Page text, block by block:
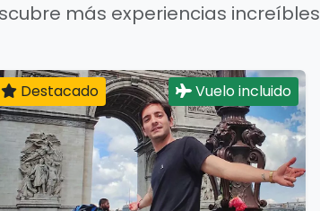
más experiencias increíbles
Destacado Vuelo incluido